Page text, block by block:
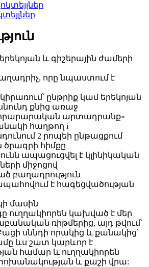
և գիշերային ժամերի
որը նպաստում է
ընթրիք կամ երեկոյան
քնից առաջ
արտադրանք»
հաղթող i
2 րոպեի ընթացքում
հիմքը
ապացուցվել է կլինիկական
միջոցով
բաղադրություն
է հագեցվածության
մասին
ուղղակիորեն կախված է մեր
ռիթմերից, այդ թվում՝
սննդի որակից և քանակից՝
ևս շատ կարևոր է
համար և ուղղակիորեն
և քաշի վրա: